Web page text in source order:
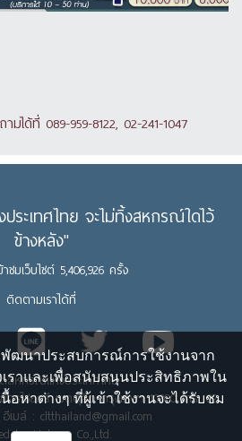
มได้ที่ 089-959-8122, 02-241-1047
ะเทศไทย จะไม่ทิ้งสหกรณ์ใดไว้
ข้างหลัง"
ชมเว็บไซต์ 5,406,926 ครั้ง
ติดตามเราได้ที่
สหกรณ์แห่งประเทศไทย
รไชยศรี เขตดุสิต กรุงเทพฯ 10300 โทร. 02
เมล์ : cltthailand@gmail.com
by Upbean Co.,Ltd.
พัฒนาประสบการณ์การใช้งานจาก
เราและเพื่อสนับสนุนประสิทธิภาพใน
อหาต่างๆ ที่ผู้เข้าใช้งานจะได้รับชม